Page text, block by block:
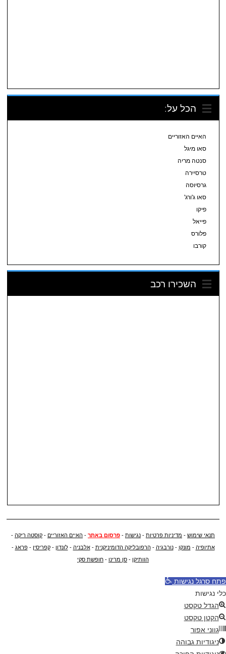
הכל על:
האיים האזוריים
סאו מיגל
סנטה מריה
טרסיירה
גרסיוסה
סאו ג'ורג'
פיקו
פייאל
פלורס
קורבו
השכירו רכב
תנאי שימוש - מדיניות פרטיות - נגישות - פרסום באתר - האיים האזוריים - קוסטה ריקה -
אתיופיה - מונקו -נורבגיה -הרפובליקה הדומיניקנית -אלבניה -לונדון -קפריסין -פראג -
הוותיקן - סן מרינו - חופשת סקי
פתח סרגל נגישות
כלי נגישות
הגדל טקסט
הקטן טקסט
גווני אפור
ניגודיות גבוהה